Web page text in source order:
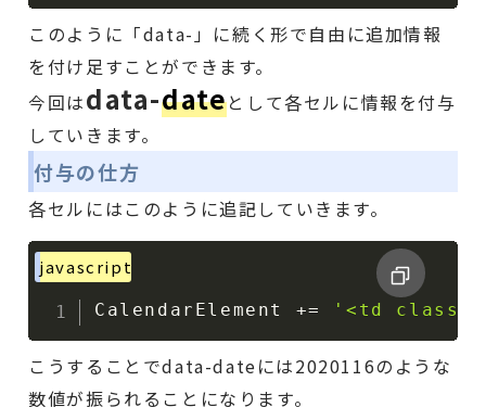
このように「data-」に続く形で自由に追加情報
を付け足すことができます。
今回はdata-dateとして各セルに情報を付与
していきます。
付与の仕方
各セルにはこのように追記していきます。
javascript
CalendarElement += '<td class
こうすることでdata-dateには2020116のような
数値が振られることになります。